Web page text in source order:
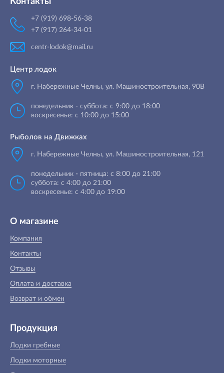
+7 (919) 698-56-38
+7 (917) 264-34-01
centr-lodok@mail.ru
Центр лодок
г. Набережные Челны, ул. Машиностроительная, 90B
понедельник - суббота: с 9:00 до 18:00
воскресенье: с 10:00 до 15:00
Рыболов на Движках
г. Набережные Челны, ул. Машиностроительная, 121
понедельник - пятница: с 8:00 до 21:00
суббота: с 4:00 до 21:00
воскресенье: с 4:00 до 19:00
О магазине
Компания
Контакты
Отзывы
Оплата и доставка
Возврат и обмен
Продукция
Лодки гребные
Лодки моторные